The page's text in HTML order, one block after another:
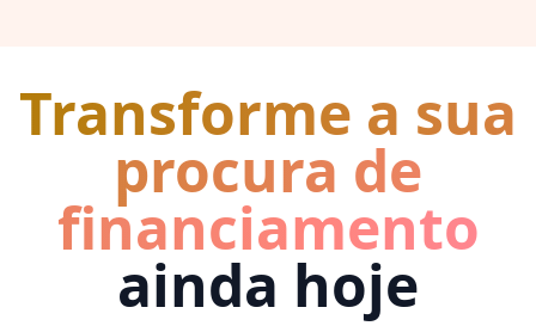
Transforme a sua
procura de
financiamento
ainda hoje